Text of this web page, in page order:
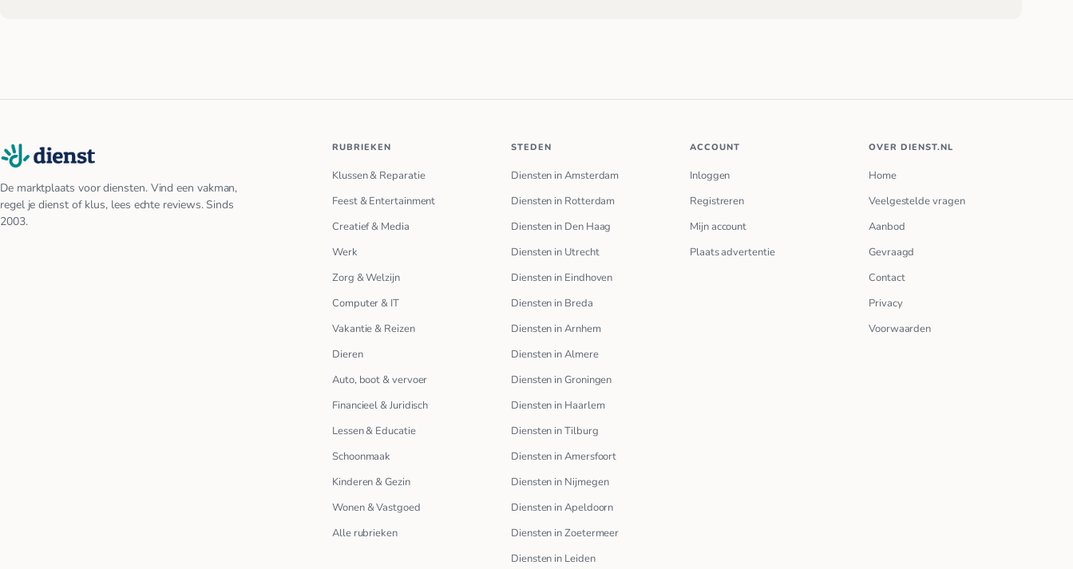
De marktplaats voor diensten. Vind een vakman,
regel je dienst of klus, lees echte reviews. Sinds
2003.
RUBRIEKEN
Klussen & Reparatie
Feest & Entertainment
Creatief & Media
Werk
Zorg & Welzijn
Computer & IT
Vakantie & Reizen
Dieren
Auto, boot & vervoer
Financieel & Juridisch
Lessen & Educatie
Schoonmaak
Kinderen & Gezin
Wonen & Vastgoed
Alle rubrieken
STEDEN
Diensten in Amsterdam
Diensten in Rotterdam
Diensten in Den Haag
Diensten in Utrecht
Diensten in Eindhoven
Diensten in Breda
Diensten in Arnhem
Diensten in Almere
Diensten in Groningen
Diensten in Haarlem
Diensten in Tilburg
Diensten in Amersfoort
Diensten in Nijmegen
Diensten in Apeldoorn
Diensten in Zoetermeer
Diensten in Leiden
ACCOUNT
Inloggen
Registreren
Mijn account
Plaats advertentie
OVER DIENST.NL
Home
Veelgestelde vragen
Aanbod
Gevraagd
Contact
Privacy
Voorwaarden